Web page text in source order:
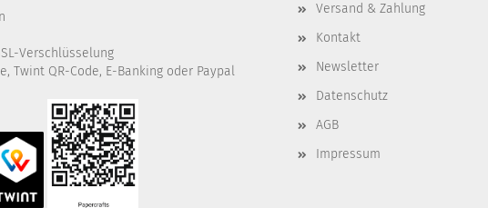
Verschlüsselung
Twint QR-Code, E-Banking oder Paypal
Versand & Zahlung
Kontakt
Newsletter
Datenschutz
AGB
Impressum